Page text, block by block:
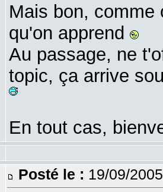
Mais bon, comme
qu'on apprend
Au passage, ne
topic, ça arrive
En tout cas,
Posté le : 19/09/